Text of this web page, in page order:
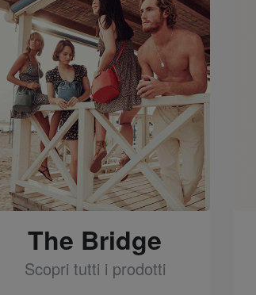
The Bridge
Scopri tutti i prodotti